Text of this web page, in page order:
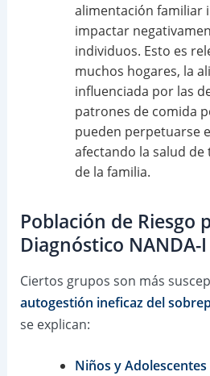
alimentación familiar
impactar
individuos. Esto es
muchos hogares, la
influenciada por las
patrones de comida
pueden perpetuarse
afectando la salud
de la familia.
Población de Riesgo
Diagnóstico NANDA-I
Ciertos grupos son más
autogestión ineficaz del
se explican:
Niños y